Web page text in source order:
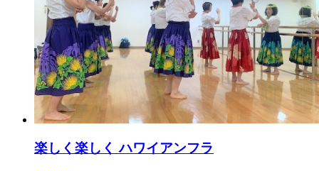
楽しく楽しく ハワイアンフラ